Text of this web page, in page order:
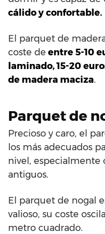
cálido y confortable.
El parquet de
coste de entre 5-10
laminado, 15-20
de madera maciza.
Parquet de
Precioso y caro, el
los más adecuados
nivel, especialmente
antiguos.
El parquet de nogal
valioso, su coste
metro cuadrado.